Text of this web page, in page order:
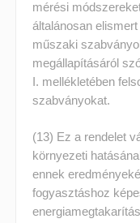
mérési
általánosan
műszaki
megállapításáról
I. mellékletében
szabványokat.
(13) Ez a rendelet
környezeti
ennek
fogyasztáshoz